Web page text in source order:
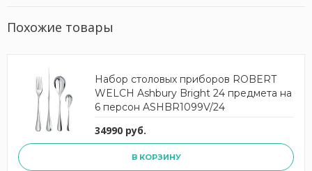
Похожие товары
Набор столовых приборов ROBERT
WELCH Ashbury Bright 24 предмета на
6 персон ASHBR1099V/24
34990 руб.
В КОРЗИНУ